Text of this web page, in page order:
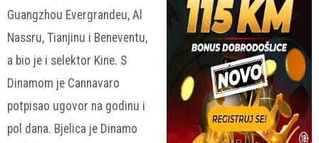
Guangzhou Evergrandeu, Al
Nassru, Tianjinu i Beneventu,
a bio je i selektor Kine. S
Dinamom je Cannavaro
potpisao ugovor na godinu i
pol dana. Bjelica je Dinamo